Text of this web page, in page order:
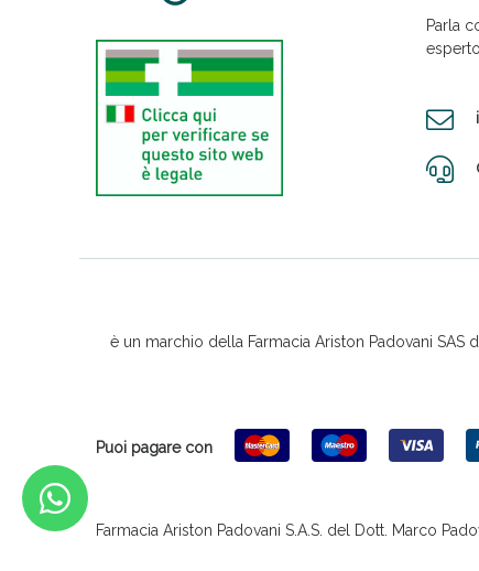
Parla
esperto
è un marchio della Farmacia Ariston Padovani
Puoi pagare con
Farmacia Ariston Padovani S.A.S. del Dott. Marco